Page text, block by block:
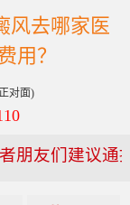
风去哪家医
用？
对面)
朋友们建议通